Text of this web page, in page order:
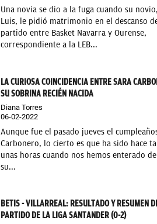
Una novia se dio a la fuga cuando su
Luis, le pidió matrimonio en el descanso
partido entre Basket Navarra y Ourense,
correspondiente a la LEB...
LA CURIOSA COINCIDENCIA ENTRE SARA
SU SOBRINA RECIÉN NACIDA
Diana Torres
06-02-2022
Aunque fue el pasado jueves el
Carbonero, lo cierto es que ha sido hace
unas horas cuando nos hemos enterado
su...
BETIS - VILLARREAL: RESULTADO Y RESUMEN
PARTIDO DE LA LIGA SANTANDER (0-2)